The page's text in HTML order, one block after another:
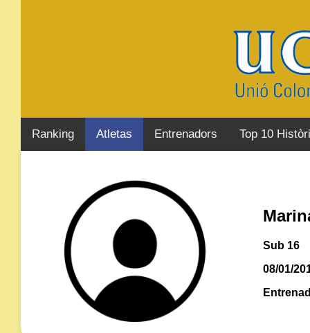
Ranking Atletas Entrenadors Top 10
Sub 16
08/01/